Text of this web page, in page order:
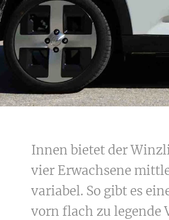
Innen bietet der
vier Erwachsene
variabel. So gibt es
vorn flach zu legende